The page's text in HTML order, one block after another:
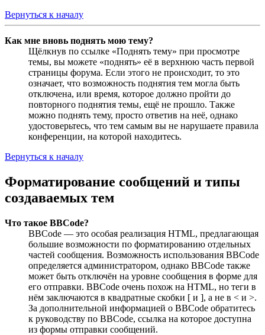
Вернуться к началу
Как мне вновь поднять мою тему?
Щёлкнув по ссылке «Поднять тему» при просмотре
темы, вы можете «поднять» её в верхнюю часть первой
страницы форума. Если этого не происходит, то это
означает, что возможность поднятия тем могла быть
отключена, или время, которое должно пройти до
повторного поднятия темы, ещё не прошло. Также
можно поднять тему, просто ответив на неё, однако
удостоверьтесь, что тем самым вы не нарушаете правила
конференции, на которой находитесь.
Вернуться к началу
Форматирование сообщений и типы
создаваемых тем
Что такое BBCode?
BBCode — это особая реализация HTML, предлагающая
большие возможности по форматированию отдельных
частей сообщения. Возможность использования BBCode
определяется администратором, однако BBCode также
может быть отключён на уровне сообщения в форме для
его отправки. BBCode очень похож на HTML, но теги в
нём заключаются в квадратные скобки [ и ], а не в < и >.
За дополнительной информацией о BBCode обратитесь
к руководству по BBCode, ссылка на которое доступна
из формы отправки сообщений.